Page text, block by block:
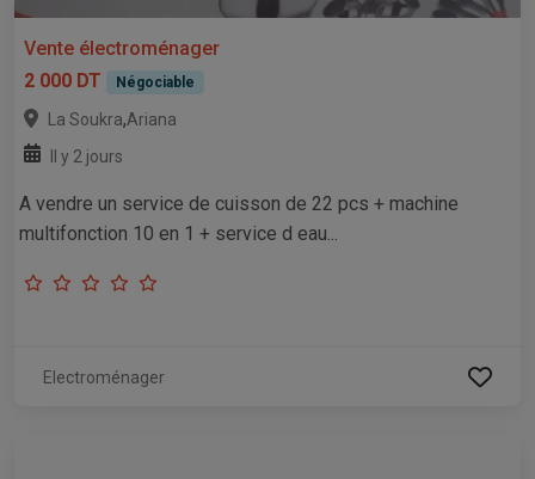
Vente électroménager
2 000 DT
Négociable
La Soukra,Ariana
Il y 2 jours
A vendre un service de cuisson de 22 pcs + machine
multifonction 10 en 1 + service d eau...
Electroménager